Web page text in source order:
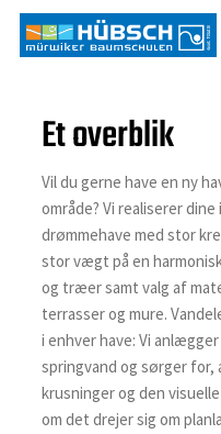
Et overblik
Vil du gerne have en ny
område? Vi realiserer
drømmehave med stor
stor vægt på en
og træer samt valg af
terrasser og mure.
i enhver have: Vi
springvand og sørger for,
krusninger og den
om det drejer sig om